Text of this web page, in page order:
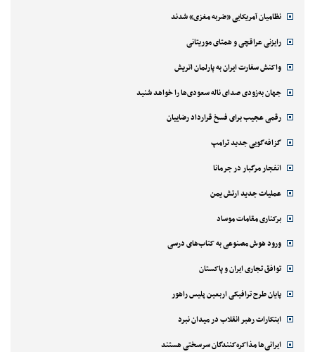
نظامیان آمریکایی «ضربه مغزی» شدند
رایزنی عراقچی و همتای موریتانی
واکنش سفارت ایران به پارلمان اتریش
جهان به‌زودی صدای ناله سعودی‌ها را خواهد شنید
رقمی عجیب برای فسخ قرارداد رضاییان
گزافه‌گویی جدید ترامپ
انفجار مرگبار در جرمانا
عملیات جدید ارتش یمن
برکناری مقامات موساد
ورود هوش مصنوعی به کتاب‌های درسی
توافق تجاری ایران و پاکستان
پایان طرح ترافیکی اربعین پلیس راهور
ابتکارات رهبر انقلاب در میدان نبرد
ایرانی‌ها مذاکره‌کنندگان سرسختی هستند